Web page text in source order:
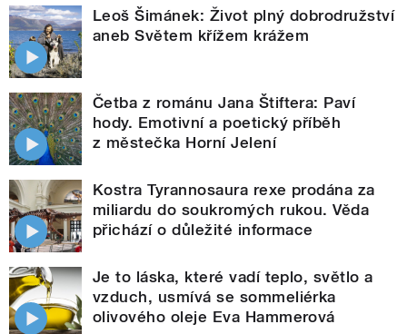
Leoš Šimánek: Život plný dobrodružství
aneb Světem křížem krážem
Četba z románu Jana Štiftera: Paví
hody. Emotivní a poetický příběh
z městečka Horní Jelení
Kostra Tyrannosaura rexe prodána za
miliardu do soukromých rukou. Věda
přichází o důležité informace
Je to láska, které vadí teplo, světlo a
vzduch, usmívá se sommeliérka
olivového oleje Eva Hammerová